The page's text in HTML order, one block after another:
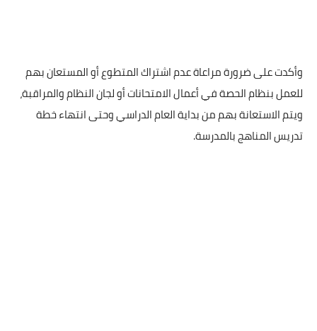
وأكدت على ضرورة مراعاة عدم اشتراك المتطوع أو المستعان بهم
للعمل بنظام الحصة في أعمال الامتحانات أو لجان النظام والمراقبة،
ويتم الاستعانة بهم من بداية العام الدراسي وحتى انتهاء خطة
تدريس المناهج بالمدرسة.